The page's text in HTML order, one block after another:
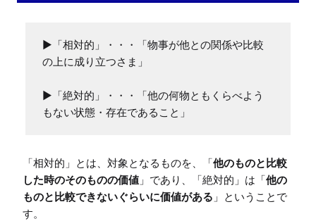
▶「相対的」・・・「物事が他との関係や比較
の上に成り立つさま」
▶「絶対的」・・・「他の何物ともくらべよう
もない状態・存在であること」
「相対的」とは、対象となるものを、「他のものと比較
した時のそのものの価値 」であり、「絶対的」は「他の
ものと比較できないぐらいに価値がある 」ということで
す。